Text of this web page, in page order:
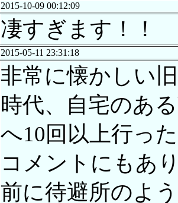
2015-10-09 00:12:09
凄すぎます！！
2015-05-11 23:31:18
非常に懐かしい
時代、自宅のあ
へ10回以上行っ
コメントにもあ
前に待避所のよ